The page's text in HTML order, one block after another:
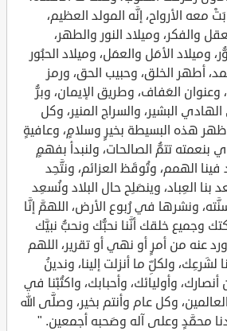
معه الأرواح، إنَّه المولد العظيم،
والفكر، وميلاد النور والطهر،
وميلاد الأمَل والعمَل، وميلاد الحبُور
أطهر الخلق، وحبيب الحق، ورمز
وعنوان العَفاف، وطريق الإيمان، وبرُّ
البشير، والسراج المنير، وكل
هذه البسيطة بخيرٍ وسلامٍ، وعافيةٍ
بنعمته تتمُّ الصالحات، ولنبدأ بفهمٍ
الهمم، وتُوقَظ العزائم، ونتَّحِد
بنا العِباد، وينصَلِح حال البلاد ونُسعِد
ونشرها في رُبوع الأرض، اللهمَّ إنَّا
وجميع خلقك أنَّنا نحبُّك ونحبُّ نبيَّك
عنه من أمرٍ أو نهي أو تقرير، اللهم
لشَرعِك، ولكلِّ ما أنزلت إلينا، وندينُ
أنصارك، وأوليائك، وأحبابك، واكتُبْنا في
وكل عام وأنتم بخير، وصلَّى الله
محمَّدٍ وعلى آله وصَحبه أجمعين. "